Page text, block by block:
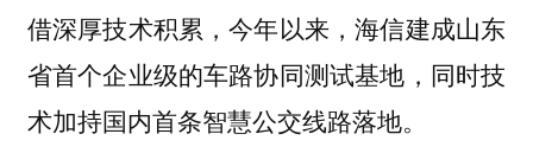
借深厚技术积累，今年以来，海信建成山东
省首个企业级的车路协同测试基地，同时技
术加持国内首条智慧公交线路落地。